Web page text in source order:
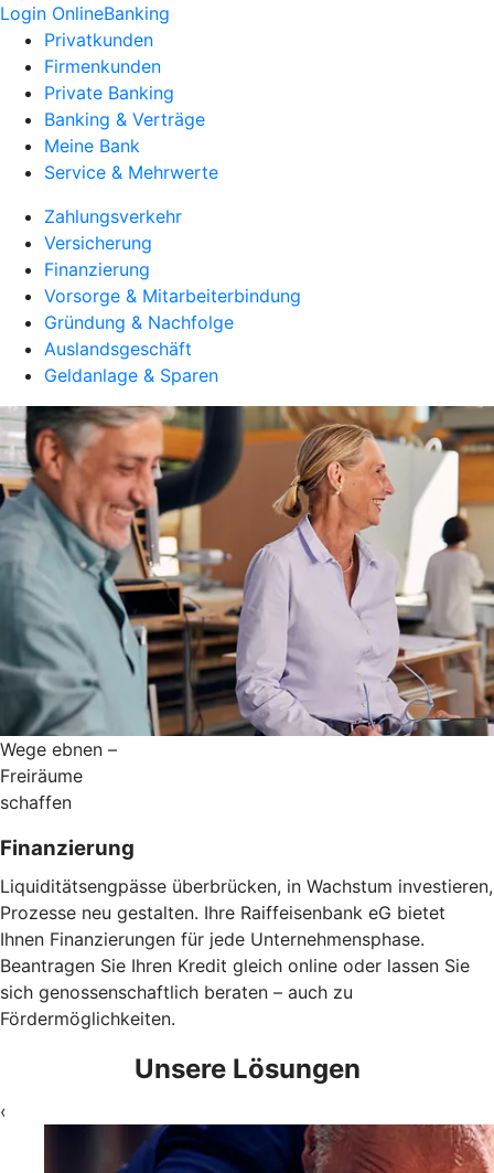
Login OnlineBanking
Privatkunden
Firmenkunden
Private Banking
Banking & Verträge
Meine Bank
Service & Mehrwerte
Zahlungsverkehr
Versicherung
Finanzierung
Vorsorge & Mitarbeiterbindung
Gründung & Nachfolge
Auslandsgeschäft
Geldanlage & Sparen
Wege ebnen –
Freiräume
schaffen
Finanzierung
Liquiditätsengpässe überbrücken, in Wachstum investieren,
Prozesse neu gestalten. Ihre Raiffeisenbank eG bietet
Ihnen Finanzierungen für jede Unternehmensphase.
Beantragen Sie Ihren Kredit gleich online oder lassen Sie
sich genossenschaftlich beraten – auch zu
Fördermöglichkeiten.
Unsere Lösungen
‹